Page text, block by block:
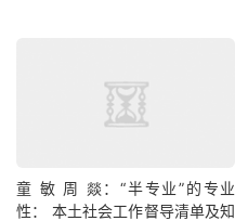
童 敏 周 燚：“半专业”的专业
性： 本土社会工作督导清单及知